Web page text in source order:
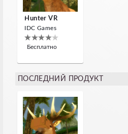
Hunter VR
IDC Games
Бесплатно
ПОСЛЕДНИЙ ПРОДУКТ